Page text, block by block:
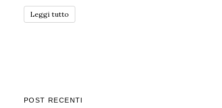
Leggi tutto
POST RECENTI